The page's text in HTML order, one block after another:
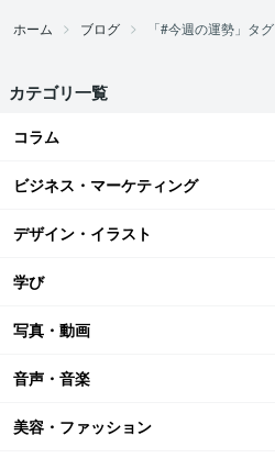
ホーム ブログ 「#今週の運勢」タグ
カテゴリ一覧
コラム
ビジネス・マーケティング
デザイン・イラスト
学び
写真・動画
音声・音楽
美容・ファッション